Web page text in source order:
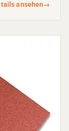
ansehen→